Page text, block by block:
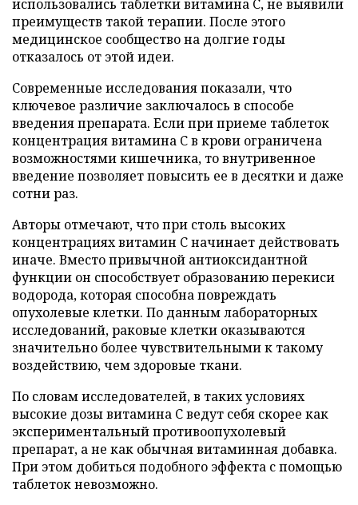
использовались таблетки витамина C, не выявили
преимуществ такой терапии. После этого
медицинское сообщество на долгие годы
отказалось от этой идеи.
Современные исследования показали, что
ключевое различие заключалось в способе
введения препарата. Если при приеме таблеток
концентрация витамина C в крови ограничена
возможностями кишечника, то внутривенное
введение позволяет повысить ее в десятки и даже
сотни раз.
Авторы отмечают, что при столь высоких
концентрациях витамин C начинает действовать
иначе. Вместо привычной антиоксидантной
функции он способствует образованию перекиси
водорода, которая способна повреждать
опухолевые клетки. По данным лабораторных
исследований, раковые клетки оказываются
значительно более чувствительными к такому
воздействию, чем здоровые ткани.
По словам исследователей, в таких условиях
высокие дозы витамина C ведут себя скорее как
экспериментальный противоопухолевый
препарат, а не как обычная витаминная добавка.
При этом добиться подобного эффекта с помощью
таблеток невозможно.